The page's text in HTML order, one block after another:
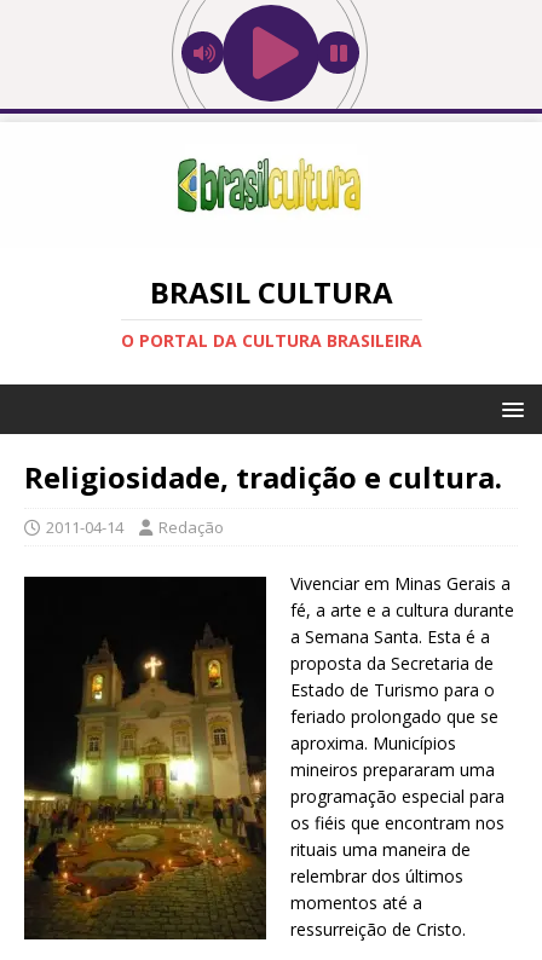
BRASIL CULTURA
O PORTAL DA CULTURA BRASILEIRA
Religiosidade, tradição e cultura.
2011-04-14 Redação
Vivenciar em Minas Gerais a
fé, a arte e a cultura durante
a Semana Santa. Esta é a
proposta da Secretaria de
Estado de Turismo para o
feriado prolongado que se
aproxima. Municípios
mineiros prepararam uma
programação especial para
os fiéis que encontram nos
rituais uma maneira de
relembrar dos últimos
momentos até a
ressurreição de Cristo.